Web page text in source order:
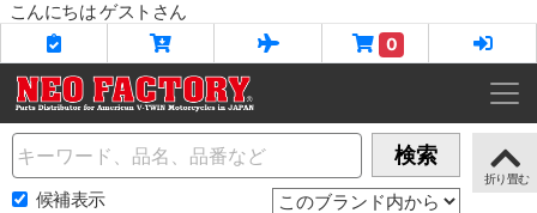
こんにちは ゲストさん
0
Name 検索
候補表示